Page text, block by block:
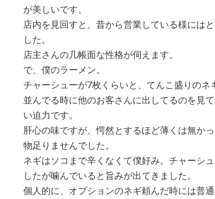
が美しいです。
店内を見回すと、昔から営業している様には
した。
店主さんの几帳面な性格が伺えます。
で、僕のラーメン。
チャーシューが7枚くらいと、てんこ盛りのネ
並んでる時に他のお客さんに出してるのを見
い迫力です。
肝心の味ですが、愕然とするほど薄くは無か
物足りませんでした。
ネギはソコまで辛くなくて僕好み。チャーシ
したが噛んでいると旨みが出てきました。
個人的に、オプションのネギ頼んだ時には普